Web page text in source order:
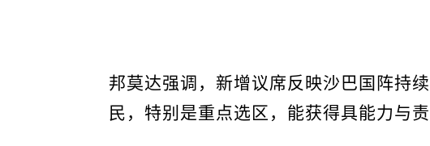
邦莫达强调，新增议席反映沙巴国阵持
民，特别是重点选区，能获得具能力与